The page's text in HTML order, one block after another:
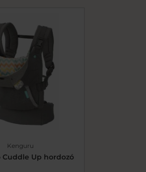
Kenguru
Up hordozó